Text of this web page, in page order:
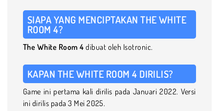
SIAPA YANG MENCIPTAKAN THE WHITE
ROOM 4?
The White Room 4 dibuat oleh Isotronic.
KAPAN THE WHITE ROOM 4 DIRILIS?
Game ini pertama kali dirilis pada Januari 2022. Versi
ini dirilis pada 3 Mei 2025.